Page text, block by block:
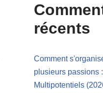
récents
Comment
plusieurs passions
Multipotentiels